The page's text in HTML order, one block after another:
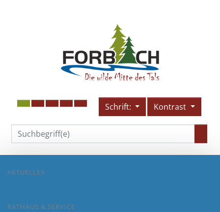
Schrift: Kontrast
AKTUELLES
RATHAUS & SERVICE